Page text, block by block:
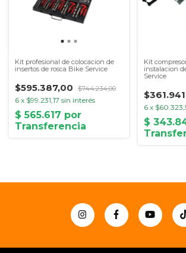
Kit profesional de colocacion de
insertos de rosca Bike Service
$595.387,00 $744.234,00
6 x $99.231,17 sin interés
Kit
instalacion
Service
6 x